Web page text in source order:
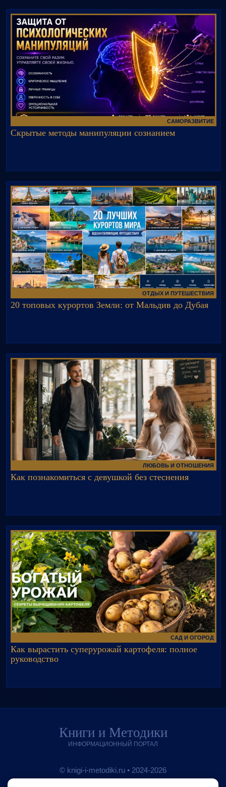
САМОРАЗВИТИЕ
Скрытые методы манипуляции сознанием
ОТДЫХ И ПУТЕШЕСТВИЯ
20 топовых курортов Земли: от Мальдив до Дубая
ЛЮБОВЬ И ОТНОШЕНИЯ
Как познакомиться с девушкой без стеснения
САД И ОГОРОД
Как вырастить суперурожай картофеля: полное
руководство
Книги и Методики
ИНФОРМАЦИОННЫЙ ПОРТАЛ
© knigi-i-metodiki.ru • 2024-2026